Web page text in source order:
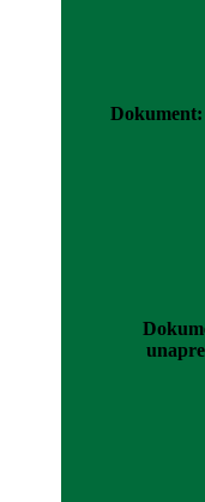
Dokument: